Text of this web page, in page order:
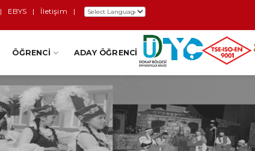
| EBYS | İletişim |
ÖĞRENCI ADAY ÖĞRENCI